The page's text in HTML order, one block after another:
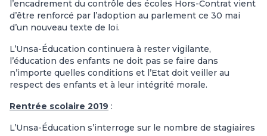
l’encadrement du contrôle des écoles Hors-Contrat vient
d’être renforcé par l’adoption au parlement ce 30 mai
d’un nouveau texte de loi.
L’Unsa-Éducation continuera à rester vigilante,
l’éducation des enfants ne doit pas se faire dans
n’importe quelles conditions et l’Etat doit veiller au
respect des enfants et à leur intégrité morale.
Rentrée scolaire 2019 :
L’Unsa-Éducation s’interroge sur le nombre de stagiaires